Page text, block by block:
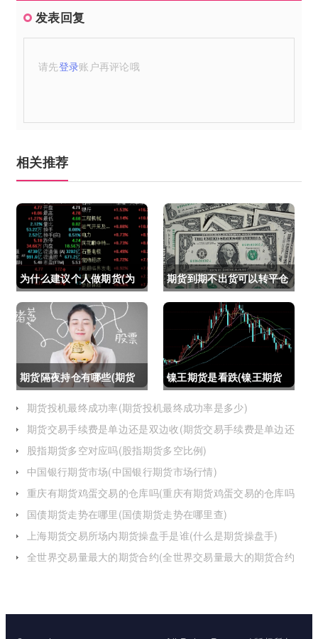
发表回复
请先登录账户再评论哦
相关推荐
为什么建议个人做期货(为
什么建议个人做期货交易)
期货到期不出货可以转平仓
吗吗(期货如果到期不平仓
怎么办)
期货隔夜持仓有哪些(期货
隔夜持仓有哪些风险)
镍王期货是看跌(镍王期货
是看跌还是看涨)
期货投机最终成功率(期货投机最终成功率是多少)
期货交易手续费是单边还是双边收(期货交易手续费是单边还
股指期货多空对应吗(股指期货多空比例)
中国银行期货市场(中国银行期货市场行情)
重庆有期货鸡蛋交易的仓库吗(重庆有期货鸡蛋交易的仓库吗
国债期货走势在哪里(国债期货走势在哪里查)
上海期货交易所场内期货操盘手是谁(什么是期货操盘手)
全世界交易量最大的期货合约(全世界交易量最大的期货合约